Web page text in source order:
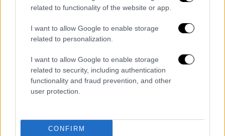
related to functionality of the website or app.
I want to allow Google to enable storage
related to personalization.
I want to allow Google to enable storage
related to security, including authentication
functionality and fraud prevention, and other
user protection.
CONFIRM
Οι πίνακες του Θοδωρή Κολυδά